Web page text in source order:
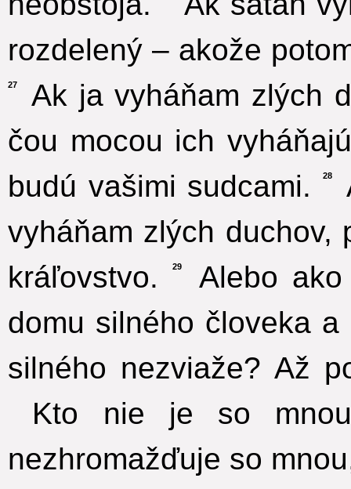
rozdelený – akože
27
Ak ja vyháňam zlých
čou mocou ich
budú vašimi sudcami.
28
vyháňam zlých duchov,
kráľovstvo.
29
Alebo
domu silného človeka
silného nezviaže? Až
Kto nie je so
nezhromažďuje so